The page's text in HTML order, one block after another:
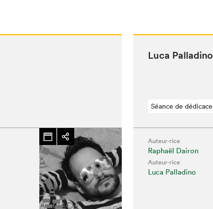
vous?
Luca Pal­ladi­no
Séance de dédicace
Auteur·rice
Raphaël Dairon
Auteur·rice
Luca Palladino